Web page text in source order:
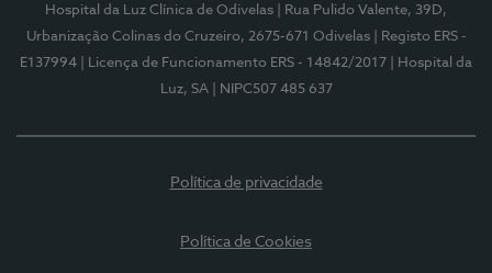
Hospital da Luz Clínica de Odivelas
| Rua Pulido Valente, 39D,
Urbanização Colinas do Cruzeiro, 2675-671 Odivelas
| Registo ERS -
E137994
| Licença de Funcionamento ERS - 14842/2017
| Hospital da
Luz, SA
| NIPC507 485 637
Política de privacidade
Política de Cookies